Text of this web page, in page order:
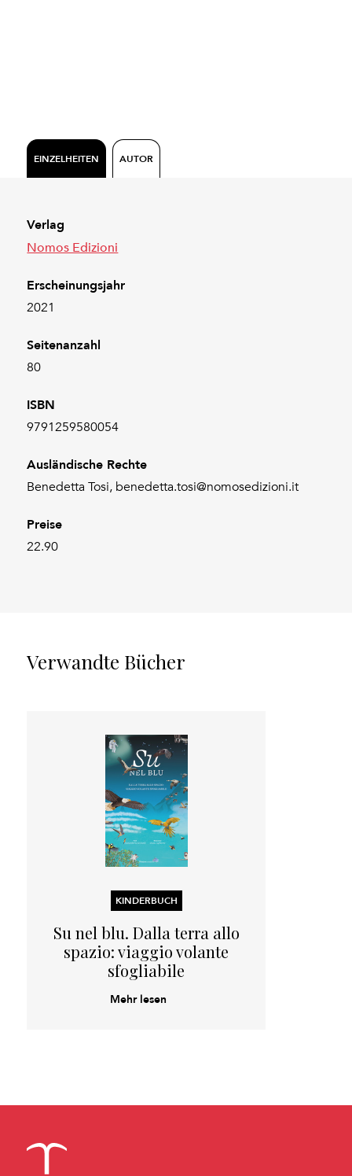
EINZELHEITEN AUTOR
Verlag
Nomos Edizioni
Erscheinungsjahr
2021
Seitenanzahl
80
ISBN
9791259580054
Ausländische Rechte
Benedetta Tosi, benedetta.tosi@nomosedizioni.it
Preise
22.90
Verwandte Bücher
KINDERBUCH
Su nel blu. Dalla terra allo
spazio: viaggio volante
sfogliabile
Mehr lesen